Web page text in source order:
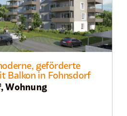
geförderte
Balkon in Fohnsdorf
Wohnung